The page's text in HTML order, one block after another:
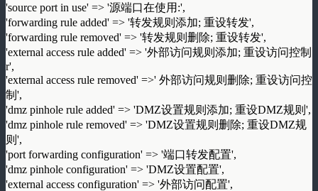
'source port in use' => '源端口在使用:',
'forwarding rule added' => '转发规则添加; 重设转发',
'forwarding rule removed' => '转发规则删除; 重设转发',
'external access rule added' => '外部访问规则添加; 重设访问控制
r',
'external access rule removed' =>' 外部访问规则删除; 重设访问控
制',
'dmz pinhole rule added' => 'DMZ设置规则添加; 重设DMZ规则',
'dmz pinhole rule removed' => 'DMZ设置规则删除; 重设DMZ规
则',
'port forwarding configuration' => '端口转发配置',
'dmz pinhole configuration' => 'DMZ设置配置',
'external access configuration' => '外部访问配置',